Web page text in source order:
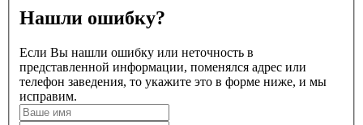
Нашли ошибку?
Если Вы нашли ошибку или неточность в
представленной информации, поменялся адрес или
телефон заведения, то укажите это в форме ниже, и мы
исправим.